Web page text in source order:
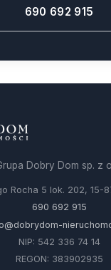
690 692 915
Dobry Dom sp. z
Rocha 5 lok. 202, 15-
690 692 915
NIP: 542 336 74 14
REGON: 383902935